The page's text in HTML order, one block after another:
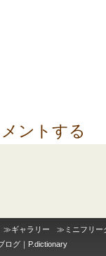
ントする
≫ギャラリー ≫ ミニフリー
ログ｜P.dictionary